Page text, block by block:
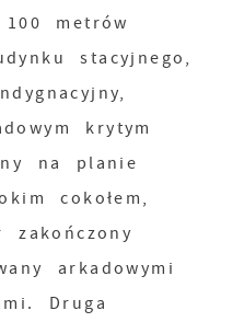
metrów
stacyjnego,
krytym
na planie
cokołem,
zakończony
arkadowymi
Druga